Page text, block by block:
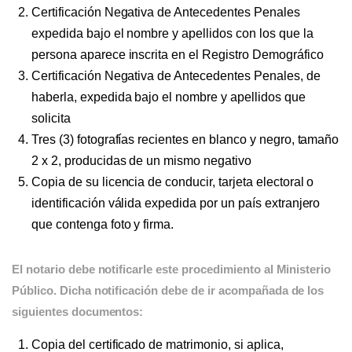
Certificación Negativa de Antecedentes Penales
expedida bajo el nombre y apellidos con los que la
persona aparece inscrita en el Registro Demográfico
Certificación Negativa de Antecedentes Penales, de
haberla, expedida bajo el nombre y apellidos que
solicita
Tres (3) fotografías recientes en blanco y negro, tamaño
2 x 2, producidas de un mismo negativo
Copia de su licencia de conducir, tarjeta electoral o
identificación válida expedida por un país extranjero
que contenga foto y firma.
El notario debe notificarle este procedimiento al Ministerio
Público. Dicha notificación debe de ir acompañada de los
siguientes documentos:
Copia del certificado de matrimonio, si aplica,